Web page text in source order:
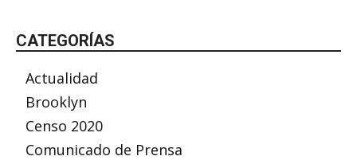
CATEGORÍAS
Actualidad
Brooklyn
Censo 2020
Comunicado de Prensa